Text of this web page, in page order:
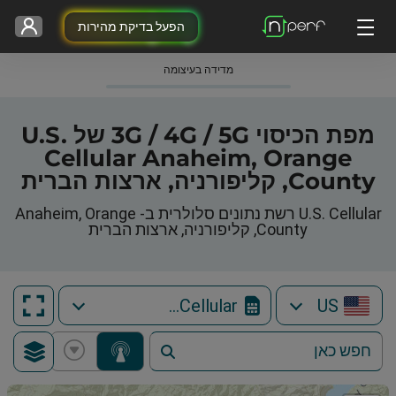
הפעל בדיקת מהירות
מדידה בעיצומה
מפת הכיסוי 3G / 4G / 5G של U.S.
Cellular Anaheim, Orange
County, קליפורניה, ארצות הברית
U.S. Cellular רשת נתונים סלולרית ב- Anaheim, Orange
County, קליפורניה, ארצות הברית
US
U.S. Cellular